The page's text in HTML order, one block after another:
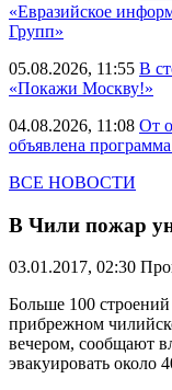
«Евразийское
Групп»
05.08.2026, 11:55 В
«Покажи Москву!»
04.08.2026, 11:08 От
объявлена
ВСЕ НОВОСТИ
В Чили пожар
03.01.2017, 02:30
Больше 100
прибрежном
вечером, сообщают
эвакуировать около